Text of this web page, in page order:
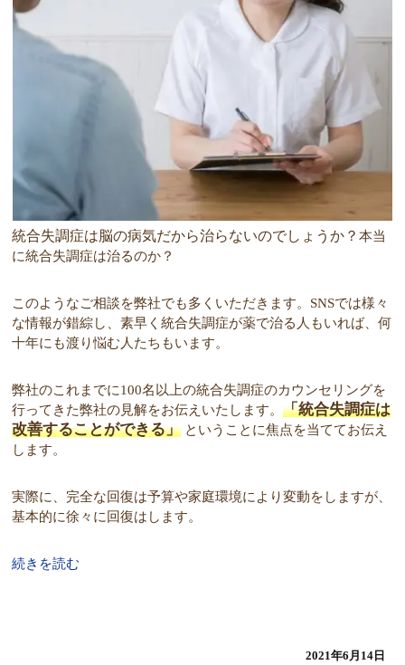
統合失調症は脳の病気だから治らないのでしょうか？本当
に統合失調症は治るのか？
このようなご相談を弊社でも多くいただきます。SNSでは様々
な情報が錯綜し、素早く統合失調症が薬で治る人もいれば、何
十年にも渡り悩む人たちもいます。
弊社のこれまでに100名以上の統合失調症のカウンセリングを
行ってきた弊社の見解をお伝えいたします。「統合失調症は
改善することができる」 ということに焦点を当ててお伝え
します。
実際に、完全な回復は予算や家庭環境により変動をしますが、
基本的に徐々に回復はします。
続きを読む
2021年6月14日